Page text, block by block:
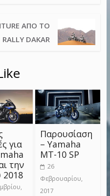
ΑΠΌ ΤΟ
RALLY DAKAR
για
την
2018
Παρουσίαση
– Yamaha
MT-10 SP
26
Φεβρουαρίου,
2017